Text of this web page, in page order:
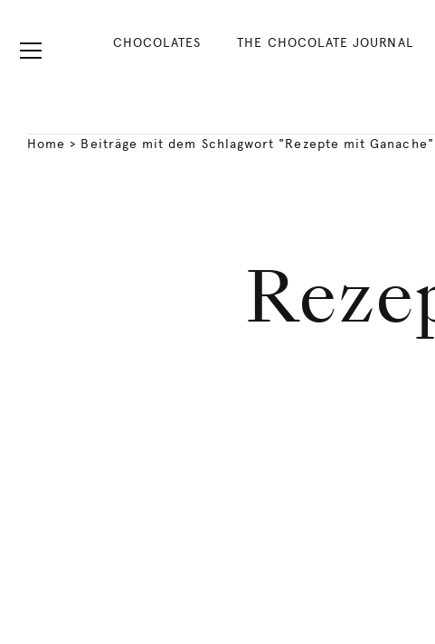
CHOCOLATES THE CHOCOLATE JOURNAL
Home > Beiträge mit dem Schlagwort "Rezepte mit Ganache"